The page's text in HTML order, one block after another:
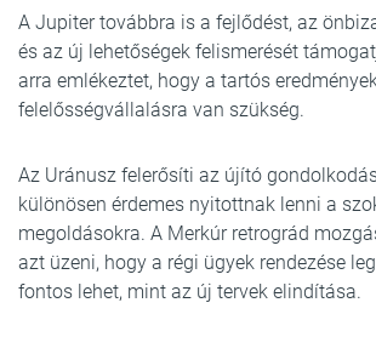
A Jupiter továbbra is a fejlődést, az
és az új lehetőségek felismerését
arra emlékeztet, hogy a tartós
felelősségvállalásra van szükség.
Az Uránusz felerősíti az újító
különösen érdemes nyitottnak lenni a
megoldásokra. A Merkúr retrográd
azt üzeni, hogy a régi ügyek rendezése
fontos lehet, mint az új tervek elindítása.